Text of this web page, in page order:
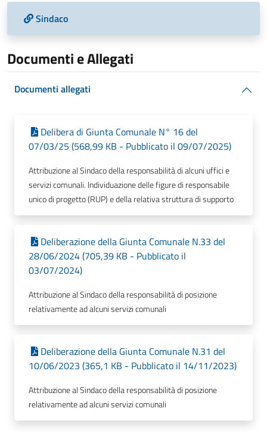
Sindaco
Documenti e Allegati
Documenti allegati
Delibera di Giunta Comunale N° 16 del
07/03/25 (568,99 KB - Pubblicato il 09/07/2025)
Attribuzione al Sindaco della responsabilità di alcuni uffici e
servizi comunali. Individuazione delle figure di responsabile
unico di progetto (RUP) e della relativa struttura di supporto
Deliberazione della Giunta Comunale N.33 del
28/06/2024 (705,39 KB - Pubblicato il
03/07/2024)
Attribuzione al Sindaco della responsabilità di posizione
relativamente ad alcuni servizi comunali
Deliberazione della Giunta Comunale N.31 del
10/06/2023 (365,1 KB - Pubblicato il 14/11/2023)
Attribuzione al Sindaco della responsabilità di posizione
relativamente ad alcuni servizi comunali